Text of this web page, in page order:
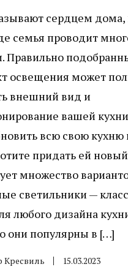
сердцем дома,
семья проводит
Правильно
освещения может
внешний вид и
вашей
всю свою кухню
придать ей
множество
светильники —
любого дизайна
они популярны в […]
Кресвиль 15.03.2023